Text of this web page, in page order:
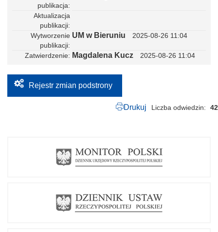
publikacja
Aktualizacja
publikacji
Wytworzenie
publikacji
UM w Bieruniu 2025-08-26 11:04
Zatwierdzenie Magdalena Kucz 2025-08-26 11:04
Rejestr zmian podstrony
Drukuj Liczba odwiedzin 42